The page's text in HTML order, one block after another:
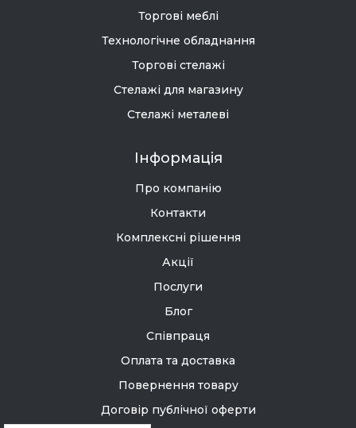
Торгові меблі
Технологічне обладнання
Торгові стелажі
Стелажі для магазину
Стелажі металеві
Інформація
Про компанію
Контакти
Комплексні рішення
Акції
Послуги
Блог
Співпраця
Оплата та доставка
Повернення товару
Договір публічної оферти